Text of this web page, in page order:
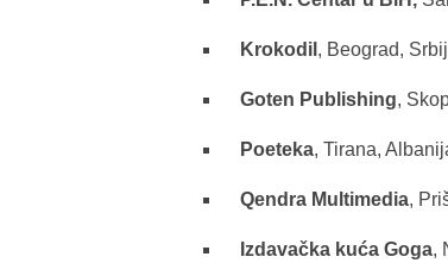
Krokodil , Beograd,
Goten Publishing,
Poeteka, Tirana,
Qendra Multimedia,
Izdavačka kuća Goga,